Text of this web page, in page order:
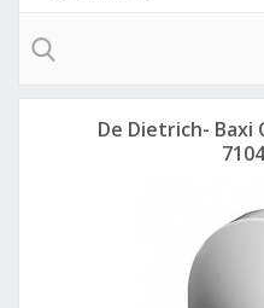
De Dietrich- Baxi